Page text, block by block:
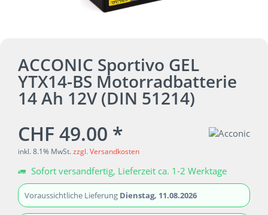
ACCONIC Sportivo GEL
YTX14-BS Motorradbatterie
14 Ah 12V (DIN 51214)
CHF 49.00 *
inkl. 8.1% MwSt.zzgl. Versandkosten
Sofort versandfertig, Lieferzeit ca. 1-2 Werktage
Voraussichtliche Lieferung Dienstag, 11.08.2026